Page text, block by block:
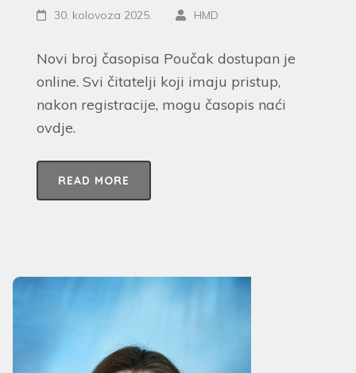
30. kolovoza 2025. HMD
Novi broj časopisa Poučak dostupan je
online. Svi čitatelji koji imaju pristup,
nakon registracije, mogu časopis naći
ovdje.
READ MORE